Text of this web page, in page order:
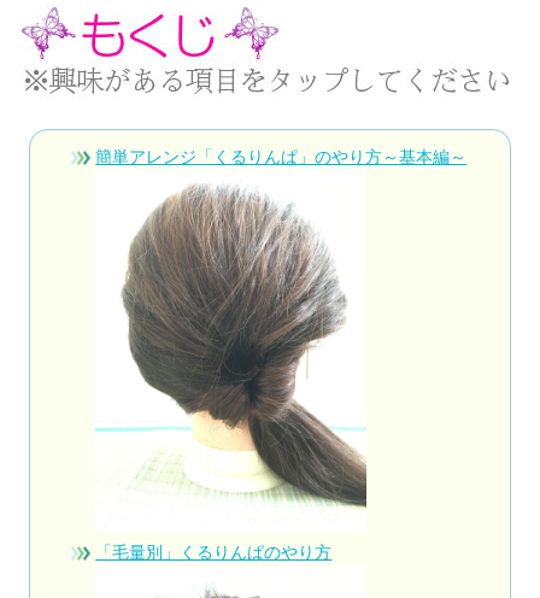
簡単アレンジ「くるりんぱ」のやり方～基本編～
「毛量別」くるりんぱのやり方